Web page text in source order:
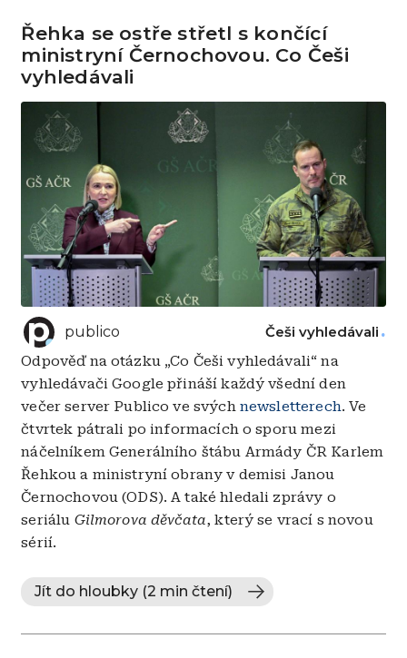
Řehka se ostře střetl s končící
ministryní Černochovou. Co Češi
vyhledávali
publico Češi vyhledávali
Odpověď na otázku „Co Češi vyhledávali“ na
vyhledávači Google přináší každý všední den
večer server Publico ve svých newsletterech. Ve
čtvrtek pátrali po informacích o sporu mezi
náčelníkem Generálního štábu Armády ČR Karlem
Řehkou a ministryní obrany v demisi Janou
Černochovou (ODS). A také hledali zprávy o
seriálu Gilmorova děvčata, který se vrací s novou
sérií.
Jít do hloubky (2 min čtení)